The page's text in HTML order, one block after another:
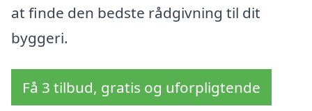
at finde den bedste rådgivning til dit
byggeri.
Få 3 tilbud, gratis og uforpligtende